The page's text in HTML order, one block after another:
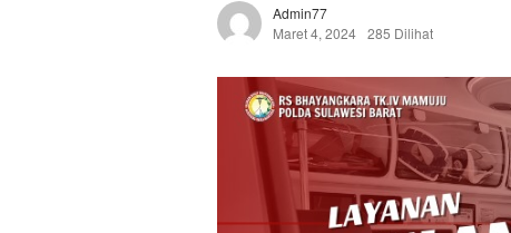
Admin77
Maret 4, 2024 285 Dilihat